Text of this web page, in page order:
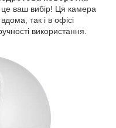
це ваш вибір! Ця камера
так і в офісі
використання.